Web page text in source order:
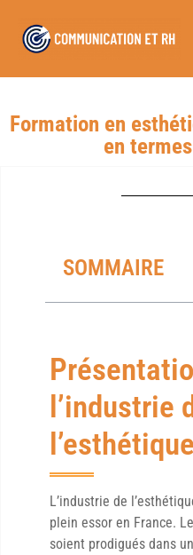
Formation en
en
SOMMAIRE
l’industrie
l’esthétique
L’industrie de
plein essor en France.
soient prodigués dans